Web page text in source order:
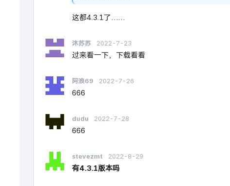
这都4.3.1了……
沐苏苏 2022-7-23
过来看一下，下载看看
阿浪69 2022-7-26
666
dudu 2022-7-28
666
stevezmt 2022-8-29
有4.3.1版本吗